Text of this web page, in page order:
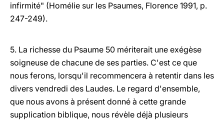
infirmité" (Homélie sur les Psaumes, Florence 1991, p.
247-249).
5. La richesse du Psaume 50 mériterait une exégèse
soigneuse de chacune de ses parties. C'est ce que
nous ferons, lorsqu'il recommencera à retentir dans les
divers vendredi des Laudes. Le regard d'ensemble,
que nous avons à présent donné à cette grande
supplication biblique, nous révèle déjà plusieurs